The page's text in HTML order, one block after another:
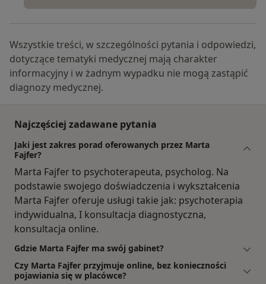
Wszystkie treści, w szczególności pytania i odpowiedzi,
dotyczące tematyki medycznej mają charakter
informacyjny i w żadnym wypadku nie mogą zastąpić
diagnozy medycznej.
Najczęściej zadawane pytania
Jaki jest zakres porad oferowanych przez Marta
Fajfer?
Marta Fajfer to psychoterapeuta, psycholog. Na
podstawie swojego doświadczenia i wykształcenia
Marta Fajfer oferuje usługi takie jak: psychoterapia
indywidualna, I konsultacja diagnostyczna,
konsultacja online.
Gdzie Marta Fajfer ma swój gabinet?
Czy Marta Fajfer przyjmuje online, bez konieczności
pojawiania się w placówce?